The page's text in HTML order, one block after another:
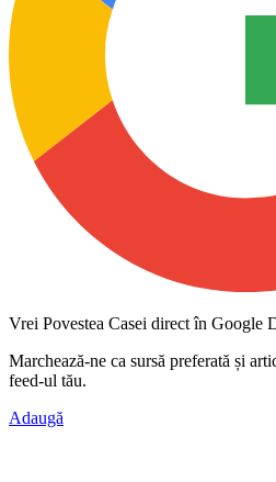
Vrei Povestea Casei direct în Google
Marchează-ne ca sursă preferată și
feed-ul tău.
Adaugă